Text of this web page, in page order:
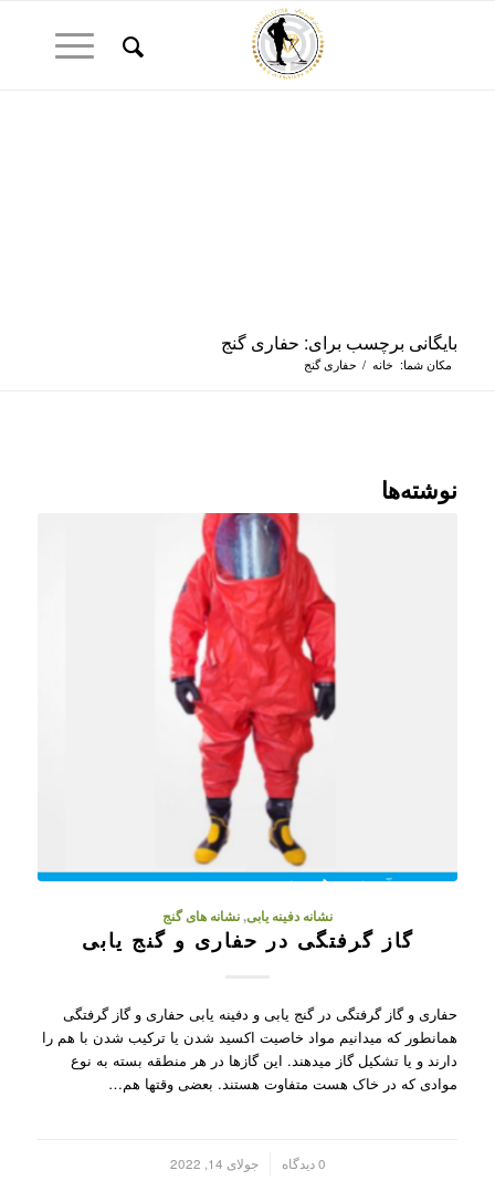
بایگانی برچسب برای: حفاری گنج
مکان شما: خانه / حفاری گنج
نوشته‌ها
نشانه دفینه یابی,نشانه های گنج
گاز گرفتگی در حفاری و گنج یابی
حفاری و گاز گرفتگی در گنج یابی و دفینه یابی حفاری و گاز گرفتگی
همانطور که میدانیم مواد خاصیت اکسید شدن یا ترکیب شدن با هم را
دارند و یا تشکیل گاز میدهند. این گازها در هر منطقه بسته به نوع
موادی که در خاک هست متفاوت هستند. بعضی وقتها هم…
0 دیدگاه جولای 14, 2022